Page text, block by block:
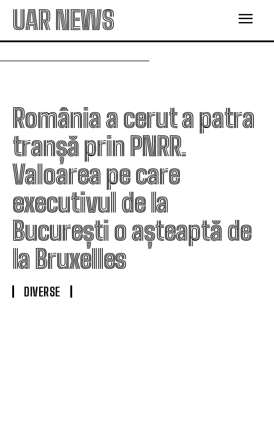
UAR NEWS
România a cerut a patra
tranșă prin PNRR.
Valoarea pe care
executivul de la
București o așteaptă de
la Bruxelles
DIVERSE